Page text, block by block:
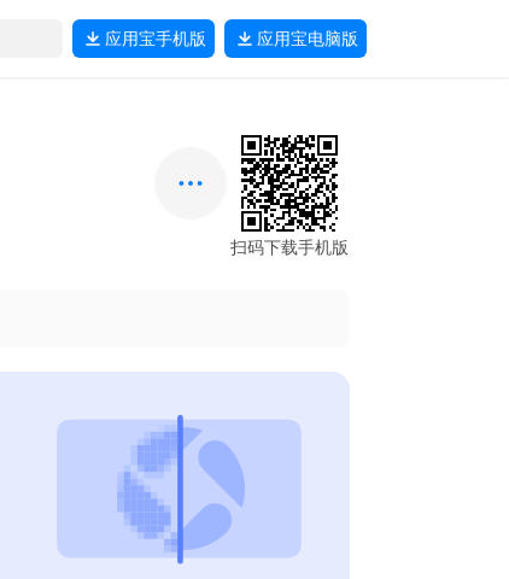
应用宝手机版 应用宝电脑版
扫码下载手机版